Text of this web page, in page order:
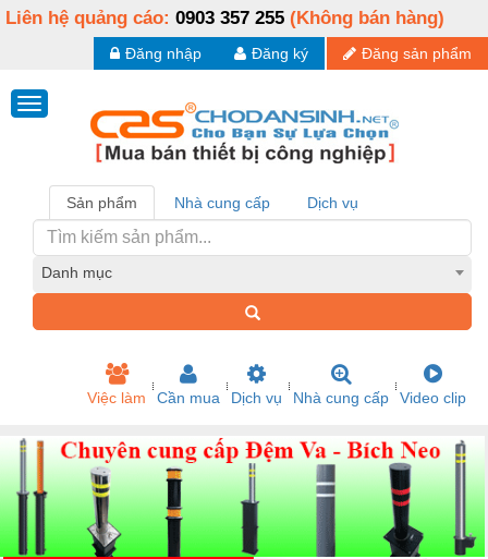
Liên hệ quảng cáo: 0903 357 255 (Không bán hàng)
Đăng sản phẩm
Đăng ký
Đăng nhập
Sản phẩm Nhà cung cấp Dịch vụ
Danh mục
Việc làm Cần mua Dịch vụ Nhà cung cấp Video clip